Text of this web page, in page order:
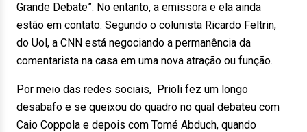
Grande Debate”. No entanto, a emissora e ela ainda
estão em contato. Segundo o colunista Ricardo Feltrin,
do Uol, a CNN está negociando a permanência da
comentarista na casa em uma nova atração ou função.
Por meio das redes sociais, Prioli fez um longo
desabafo e se queixou do quadro no qual debateu com
Caio Coppola e depois com Tomé Abduch, quando